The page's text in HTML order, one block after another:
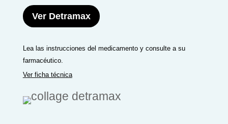
Ver Detramax
Lea las instrucciones del medicamento y consulte a su
farmacéutico.
Ver ficha técnica